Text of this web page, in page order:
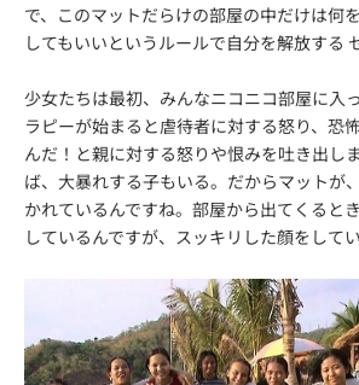
で、このマットだらけの部屋の中だけは何
してもいいというルールで自分を解放する
少女たちは最初、みんなニコニコ部屋に入
ラピーが始まると虐待者に対する怒り、恐
んだ！と親に対する怒りや恨みを吐き出し
ば、大暴れする子もいる。だからマットが
かれているんですね。部屋から出てくると
しているんですが、スッキリした顔をしてい